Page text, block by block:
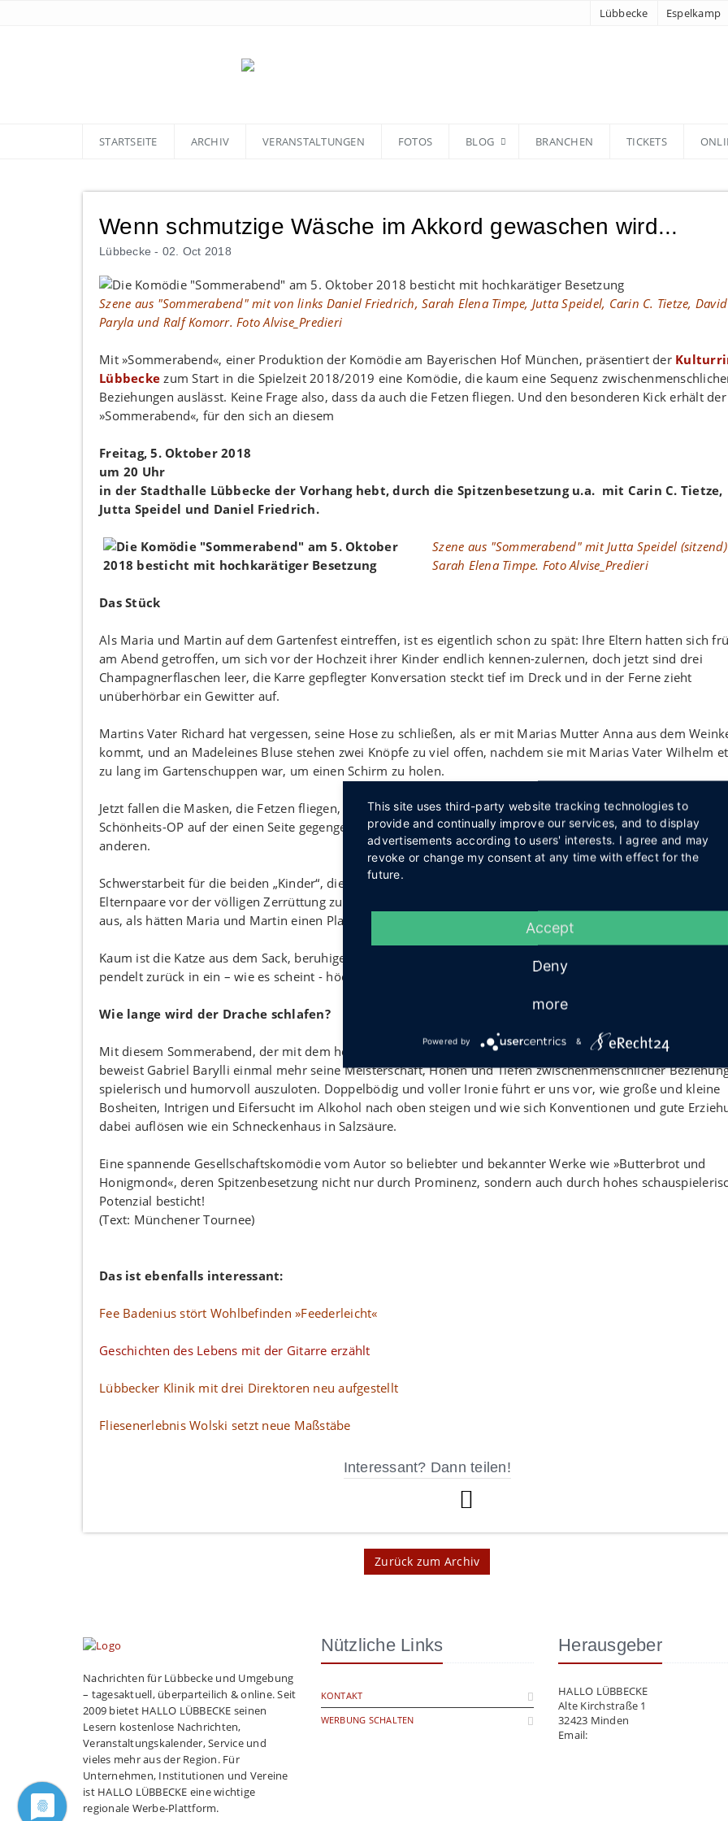
Lübbecke Espelkamp
STARTSEITE ARCHIV VERANSTALTUNGEN FOTOS BLOG BRANCHEN TICKETS
Wenn schmutzige Wäsche im Akkord gewaschen wird...
Lübbecke - 02. Oct 2018
Szene aus "Sommerabend" mit von links Daniel Friedrich, Sarah Elena Timpe, Jutta Speidel, Carin C. Tietze, David
Paryla und Ralf Komorr. Foto Alvise_Predieri
Mit »Sommerabend«, einer Produktion der Komödie am Bayerischen Hof München, präsentiert der
Lübbecke zum Start in die Spielzeit 2018/2019 eine Komödie, die kaum eine Sequenz
Beziehungen auslässt. Keine Frage also, dass da auch die Fetzen fliegen. Und den besonderen Kick erhält der
»Sommerabend«, für den sich an diesem
Freitag, 5. Oktober 2018
um 20 Uhr
in der Stadthalle Lübbecke der Vorhang hebt, durch die Spitzenbesetzung u.a. mit Carin C. Tietze,
Jutta Speidel und Daniel Friedrich.
Szene aus "Sommerabend" mit Jutta Speidel
Sarah Elena Timpe. Foto Alvise_Predieri
Das Stück
Als Maria und Martin auf dem Gartenfest eintreffen, ist es eigentlich schon zu spät: Ihre Eltern hatten sich
am Abend getroffen, um sich vor der Hochzeit ihrer Kinder endlich kennen-zulernen, doch jetzt sind drei
Champagnerflaschen leer, die Karre gepflegter Konversation steckt tief im Dreck und in der Ferne zieht
unüberhörbar ein Gewitter auf.
Martins Vater Richard hat vergessen, seine Hose zu schließen, als er mit Marias Mutter Anna aus dem
kommt, und an Madeleines Bluse stehen zwei Knöpfe zu viel offen, nachdem sie mit Marias Vater Wilhelm
zu lang im Gartenschuppen war, um einen Schirm zu holen.
Jetzt fallen die Masken, die Fetzen fliegen, jetzt wird schmutzige Wäsche im Akkord gewaschen und jede
Schönheits-OP auf der einen Seite gegengerechnet mit Seitensprüngen, die nicht ohne Folgen blieben, auf der
anderen.
Schwerstarbeit für die beiden „Kinder“, die dem Treiben ebenso gelassen wie amüsiert zusehen, die Ehen ihrer
Elternpaare vor der völligen Zerrüttung zu bewahren, um ihr eigenes Glück zu retten. Und es sieht tatsächlich
aus, als hätten Maria und Martin einen Plan.
Kaum ist die Katze aus dem Sack, beruhigen sich tatsächlich die erregten Gemüter, und die Beziehungswaage
pendelt zurück in ein – wie es scheint - höchst fragiles Gleichgewicht.
Wie lange wird der Drache schlafen?
Mit diesem Sommerabend, der mit dem heiteren und nahezu harmlosen Geplänkel eines Ehepaares beginnt,
beweist Gabriel Barylli einmal mehr seine Meisterschaft, Höhen und Tiefen zwischenmenschlicher
spielerisch und humorvoll auszuloten. Doppelbödig und voller Ironie führt er uns vor, wie große und kleine
Bosheiten, Intrigen und Eifersucht im Alkohol nach oben steigen und wie sich Konventionen und gute
dabei auflösen wie ein Schneckenhaus in Salzsäure.
Eine spannende Gesellschaftskomödie vom Autor so beliebter und bekannter Werke wie »Butterbrot und
Honigmond«, deren Spitzenbesetzung nicht nur durch Prominenz, sondern auch durch hohes
Potenzial besticht!
(Text: Münchener Tournee)
Das ist ebenfalls interessant:
Fee Badenius stört Wohlbefinden »Feederleicht«
Geschichten des Lebens mit der Gitarre erzählt
Lübbecker Klinik mit drei Direktoren neu aufgestellt
Fliesenerlebnis Wolski setzt neue Maßstäbe
Interessant? Dann teilen!
Zurück zum Archiv
Nachrichten für Lübbecke und Umgebung
– tagesaktuell, überparteilich & online. Seit
2009 bietet HALLO LÜBBECKE seinen
Lesern kostenlose Nachrichten,
Veranstaltungskalender, Service und
vieles mehr aus der Region. Für
Unternehmen, Institutionen und Vereine
ist HALLO LÜBBECKE eine wichtige
regionale Werbe-Plattform.
Nützliche Links
KONTAKT
WERBUNG SCHALTEN
Herausgeber
HALLO LÜBBECKE
Alte Kirchstraße 1
32423 Minden
Email:
This site uses third-party website tracking technologies to
provide and continually improve our services, and to display
advertisements according to users' interests. I agree and may
revoke or change my consent at any time with effect for the
future.
Accept
Deny
more
Powered by &